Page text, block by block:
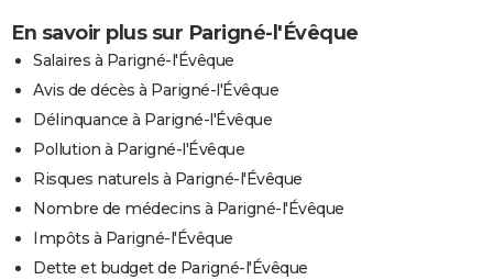
En savoir plus sur Parigné-l'Évêque
Salaires à Parigné-l'Évêque
Avis de décès à Parigné-l'Évêque
Délinquance à Parigné-l'Évêque
Pollution à Parigné-l'Évêque
Risques naturels à Parigné-l'Évêque
Nombre de médecins à Parigné-l'Évêque
Impôts à Parigné-l'Évêque
Dette et budget de Parigné-l'Évêque